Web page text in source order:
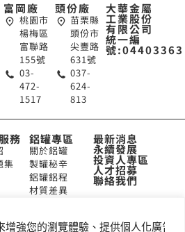
強您的瀏覽體驗、提供個人化廣告
富岡廠
桃園市
楊梅區
富聯路
155號
03-
472-
1517
頭份廠
苗栗縣
頭份市
尖豐路
631號
037-
624-
813
大華金屬
工業股份
有限公司
統一編
號:04403363
務
集
鋁罐專區
關於鋁罐
製罐秘辛
鋁罐鋁程
材質差異
最新消息
永續發展
投資人專區
人才招募
聯絡我們